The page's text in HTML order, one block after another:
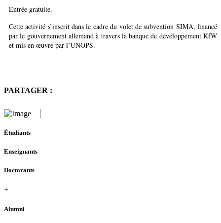
Entrée gratuite.
Cette activité s’inscrit dans le cadre du volet de subvention SIMA, financé
par le gouvernement allemand à travers la banque de développement KfW
et mis en œuvre par l’UNOPS.
PARTAGER :
Étudiants
Enseignants
Doctorants
+
Alumni